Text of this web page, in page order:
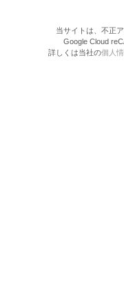
当サイトは、不正
Google Cloud
詳しくは当社の個人